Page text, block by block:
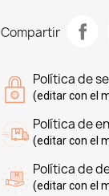
Compartir
Política de
(editar con el
Política de
(editar con el
Política de
(editar con el